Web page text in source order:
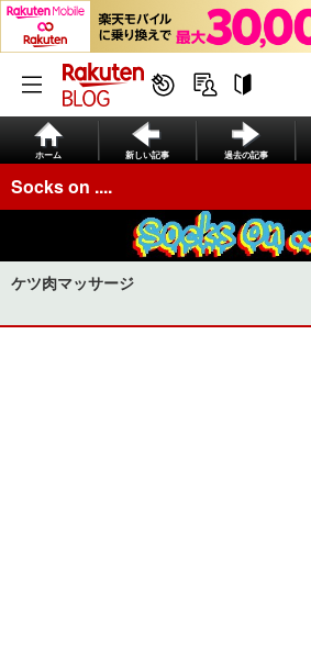
ホーム 新しい記事 過去の記事
Socks on ....
ケツ肉マッサージ